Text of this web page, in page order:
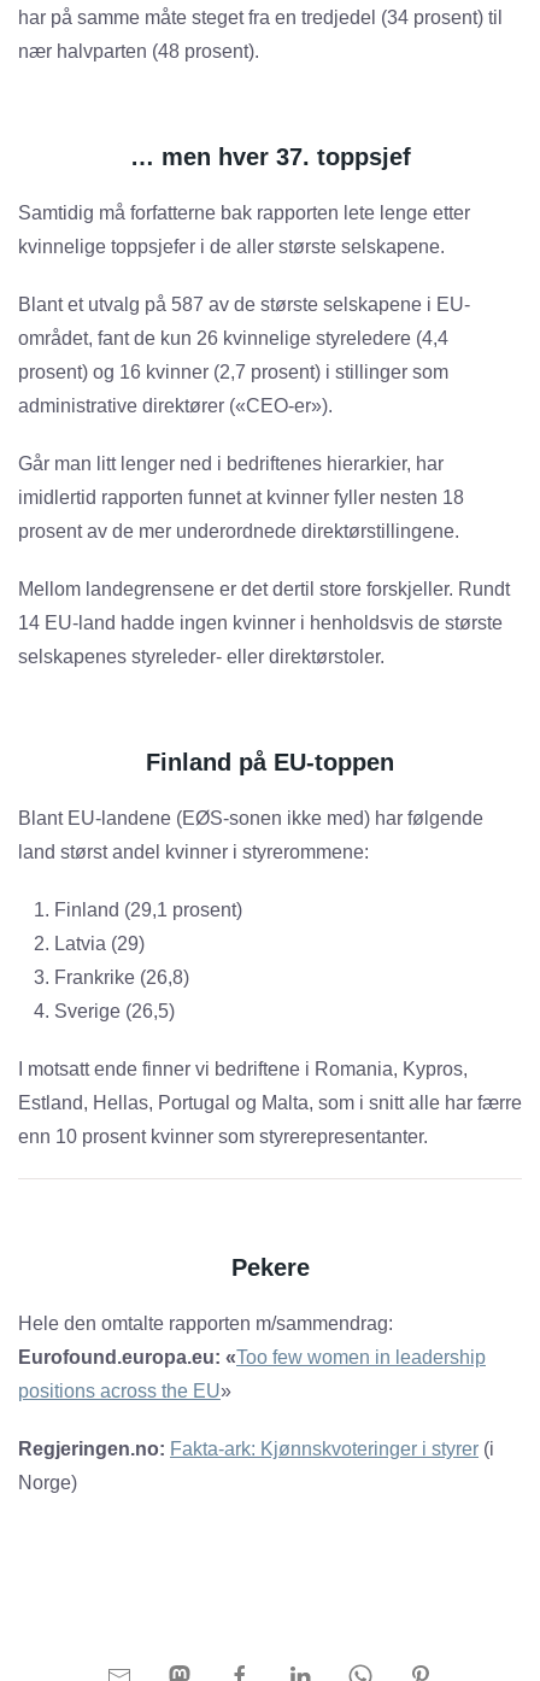
har på samme måte steget fra en tredjedel (34 prosent) til
nær halvparten (48 prosent).
… men hver 37. toppsjef
Samtidig må forfatterne bak rapporten lete lenge etter
kvinnelige toppsjefer i de aller største selskapene.
Blant et utvalg på 587 av de største selskapene i EU-
området, fant de kun 26 kvinnelige styreledere (4,4
prosent) og 16 kvinner (2,7 prosent) i stillinger som
administrative direktører («CEO-er»).
Går man litt lenger ned i bedriftenes hierarkier, har
imidlertid rapporten funnet at kvinner fyller nesten 18
prosent av de mer underordnede direktørstillingene.
Mellom landegrensene er det dertil store forskjeller. Rundt
14 EU-land hadde ingen kvinner i henholdsvis de største
selskapenes styreleder- eller direktørstoler.
Finland på EU-toppen
Blant EU-landene (EØS-sonen ikke med) har følgende
land størst andel kvinner i styrerommene:
Finland (29,1 prosent)
Latvia (29)
Frankrike (26,8)
Sverige (26,5)
I motsatt ende finner vi bedriftene i Romania, Kypros,
Estland, Hellas, Portugal og Malta, som i snitt alle har færre
enn 10 prosent kvinner som styrerepresentanter.
Pekere
Hele den omtalte rapporten m/sammendrag:
Eurofound.europa.eu: «Too few women in leadership
positions across the EU»
Regjeringen.no: Fakta-ark: Kjønnskvoteringer i styrer (i
Norge)